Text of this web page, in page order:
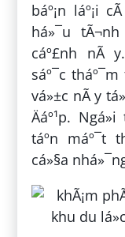
báº¡n láº¡i
há»¯u tÃ¬nh
cáº£nh nÃ
sáº¯c tháº¯m
vá»±c nÃ y
Äáº¹p.
táº­n máº¯t
cá»§a